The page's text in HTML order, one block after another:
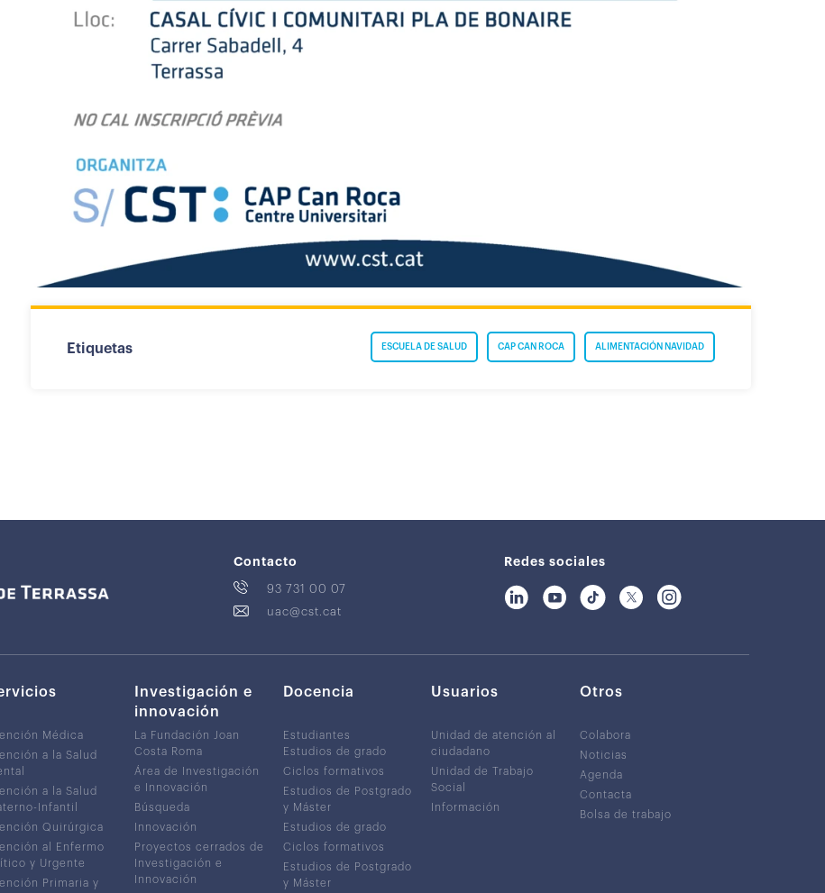
Etiquetas ALIMENTACIÓN NAVIDAD
CAP CAN ROCA
ESCUELA DE SALUD
Contacto
93 731 00 07
uac@cst.cat
Redes sociales
Médica
a la Salud
a la Salud
Infantil
Quirúrgica
al Enfermo
y Urgente
Primaria y
Investigación e
innovación
La Fundación Joan
Costa Roma
Área de Investigación
e Innovación
Búsqueda
Innovación
Proyectos cerrados de
Investigación e
Innovación
Docencia
Estudiantes
Estudios de grado
Ciclos formativos
Estudios de Postgrado
y Máster
Estudios de grado
Ciclos formativos
Estudios de Postgrado
y Máster
Usuarios
Unidad de atención al
ciudadano
Unidad de Trabajo
Social
Información
Otros
Colabora
Noticias
Agenda
Contacta
Bolsa de trabajo